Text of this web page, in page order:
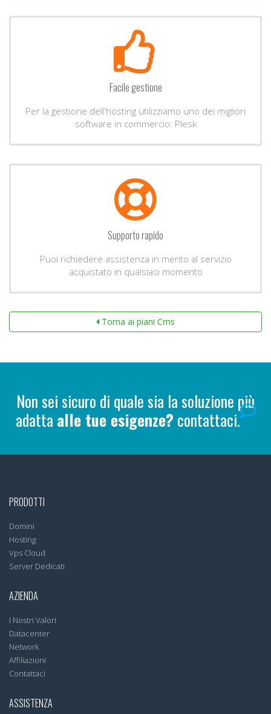
Facile gestione
Per la gestione dell'hosting utilizziamo uno dei migliori
software in commercio: Plesk
Supporto rapido
Puoi richiedere assistenza in merito al servizio
acquistato in qualsiasi momento
Torna ai piani Cms
Non sei sicuro di quale sia la soluzione più
adatta alle tue esigenze? contattaci.
PRODOTTI
Domini
Hosting
Vps Cloud
Server Dedicati
AZIENDA
I Nostri Valori
Datacenter
Network
Affiliazioni
Contattaci
ASSISTENZA